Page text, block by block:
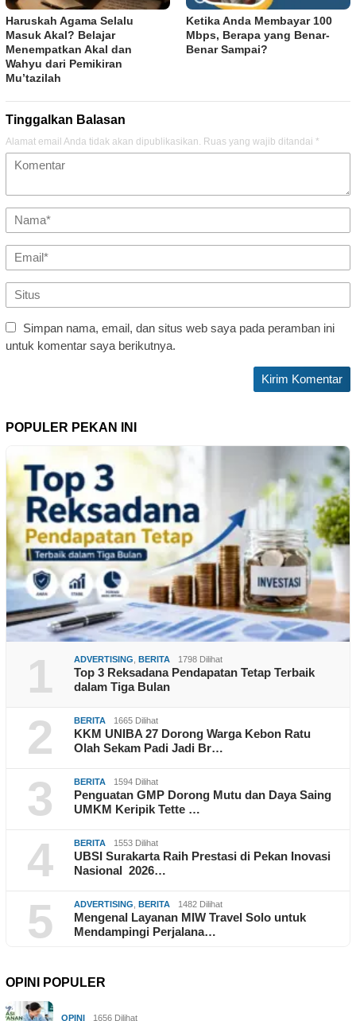
Haruskah Agama Selalu
Masuk Akal? Belajar
Menempatkan Akal dan
Wahyu dari Pemikiran
Mu’tazilah
Ketika Anda Membayar 100
Mbps, Berapa yang Benar-
Benar Sampai?
Tinggalkan Balasan
Alamat email Anda tidak akan dipublikasikan. Ruas yang wajib ditandai *
Simpan nama, email, dan situs web saya pada peramban ini
untuk komentar saya berikutnya.
POPULER PEKAN INI
1 ADVERTISING BERITA 1798 Dilihat
Top 3 Reksadana Pendapatan Tetap Terbaik
dalam Tiga Bulan
2 BERITA 1665 Dilihat
KKM UNIBA 27 Dorong Warga Kebon Ratu
Olah Sekam Padi Jadi Br…
3 BERITA 1594 Dilihat
Penguatan GMP Dorong Mutu dan Daya Saing
UMKM Keripik Tette …
4 BERITA 1553 Dilihat
UBSI Surakarta Raih Prestasi di Pekan Inovasi
Nasional 2026…
5 ADVERTISING BERITA 1482 Dilihat
Mengenal Layanan MIW Travel Solo untuk
Mendampingi Perjalana…
OPINI POPULER
OPINI 1656 Dilihat